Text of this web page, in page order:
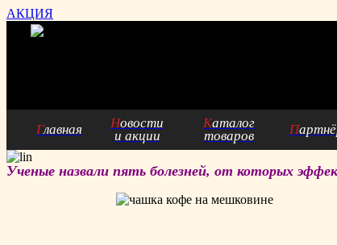
АКЦИЯ
Главная Новости
и акции
Каталог
товаров
П
Ученые назвали пять болезней, от которых